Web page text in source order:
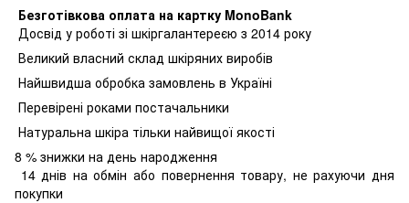
Безготівкова оплата на картку MonoBank
Досвід у роботі зі шкіргалантереєю з 2014 року
Великий власний склад шкіряних виробів
Найшвидша обробка замовлень в Україні
Перевірені роками постачальники
Натуральна шкіра тільки найвищої якості
8 % знижки на день народження
14 днів на обмін або повернення товару, не рахуючи дня
покупки